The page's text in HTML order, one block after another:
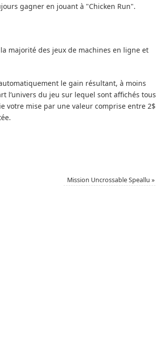
gagner en jouant à "Chicken Run".
majorité des jeux de machines en ligne et
le gain résultant, à moins
l’univers du jeu sur lequel sont affichés tous
votre mise par une valeur comprise entre 2$
Mission Uncrossable Speallu »